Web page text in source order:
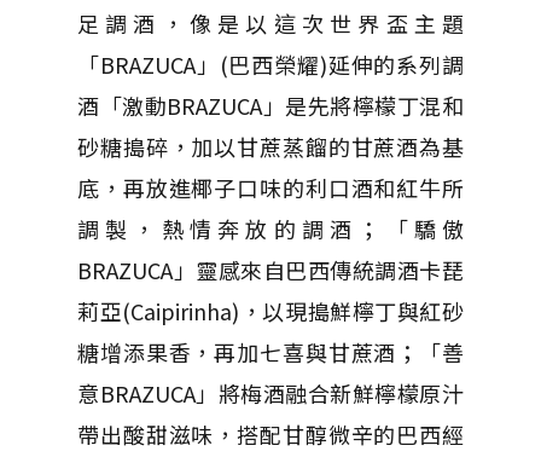
足調酒，像是以這次世界盃主題
「BRAZUCA」(巴西榮耀)延伸的系列調
酒「激動BRAZUCA」是先將檸檬丁混和
砂糖搗碎，加以甘蔗蒸餾的甘蔗酒為基
底，再放進椰子口味的利口酒和紅牛所
調製，熱情奔放的調酒；「驕傲
BRAZUCA」靈感來自巴西傳統調酒卡琵
莉亞(Caipirinha)，以現搗鮮檸丁與紅砂
糖增添果香，再加七喜與甘蔗酒；「善
意BRAZUCA」將梅酒融合新鮮檸檬原汁
帶出酸甜滋味，搭配甘醇微辛的巴西經